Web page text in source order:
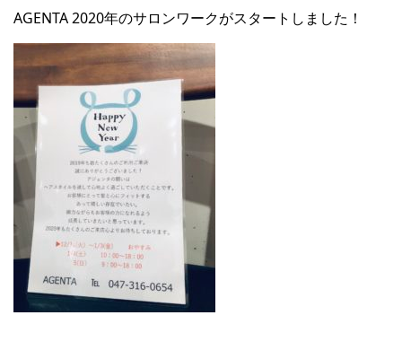
AGENTA 2020年のサロンワークがスタートしました！